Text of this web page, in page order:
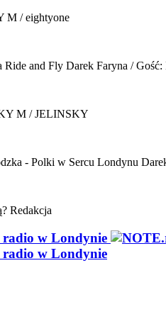
M / eightyone
Ride and Fly Darek Faryna / Gość:
M / JELINSKY
- Polki w Sercu Londynu
Redakcja